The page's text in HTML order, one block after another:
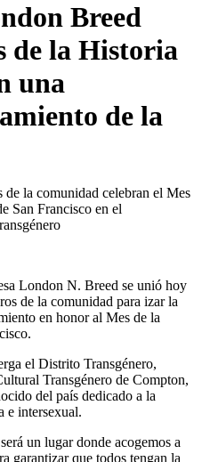
Breed
de la Historia
una
de la
la comunidad celebran el Mes
San Francisco en el
London N. Breed se unió hoy
de la comunidad para izar la
en honor al Mes de la
el Distrito Transgénero,
Transgénero de Compton,
del país dedicado a la
e intersexual.
un lugar donde acogemos a
garantizar que todos tengan la